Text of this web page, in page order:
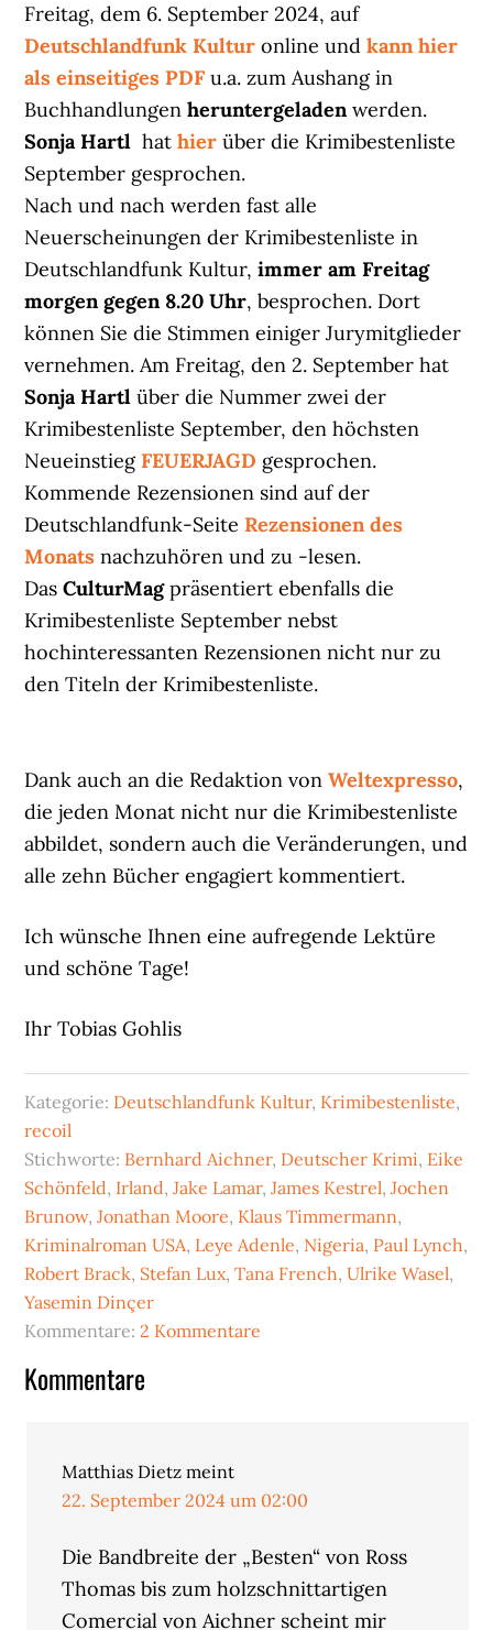
Freitag, dem 6. September 2024, auf
Deutschlandfunk Kultur online undkann hier
als einseitiges PDF u.a. zum Aushang in
Buchhandlungenheruntergeladenwerden.
Sonja Hartlhathier über die Krimibestenliste
September gesprochen.
Nach und nach werden fast alle
Neuerscheinungen der Krimibestenliste in
Deutschlandfunk Kultur,immer am Freitag
morgen gegen 8.20 Uhr, besprochen. Dort
können Sie die Stimmen einiger Jurymitglieder
vernehmen. Am Freitag, den 2. September hat
Sonja Hartl über die Nummer zwei der
Krimibestenliste September, den höchsten
Neueinstieg FEUERJAGD gesprochen.
Kommende Rezensionen sind auf der
Deutschlandfunk-Seite Rezensionen des
Monats nachzuhören und zu -lesen.
DasCulturMagpräsentiert ebenfalls die
Krimibestenliste September nebst
hochinteressanten Rezensionen nicht nur zu
den Titeln der Krimibestenliste.
Dank auch an die Redaktion vonWeltexpresso,
die jeden Monat nicht nur die Krimibestenliste
abbildet, sondern auch die Veränderungen, und
alle zehn Bücher engagiert kommentiert.
Ich wünsche Ihnen eine aufregende Lektüre
und schöne Tage!
Ihr Tobias Gohlis
Kategorie: Deutschlandfunk Kultur, Krimibestenliste,
recoil
Stichworte: Bernhard Aichner, Deutscher Krimi, Eike
Schönfeld, Irland,Jake Lamar,James Kestrel,Jochen
Brunow,Jonathan Moore, Klaus Timmermann,
Kriminalroman USA, Leye Adenle, Nigeria, Paul Lynch,
Robert Brack, Stefan Lux,Tana French,Ulrike Wasel,
Yasemin Dinçer
Kommentare:2 Kommentare
Leser-
Kommentare
Matthias Dietz meint
22. September 2024 um 02:00
Die Bandbreite der „Besten“ von Ross
Thomas bis zum holzschnittartigen
Comercial von Aichner scheint mir